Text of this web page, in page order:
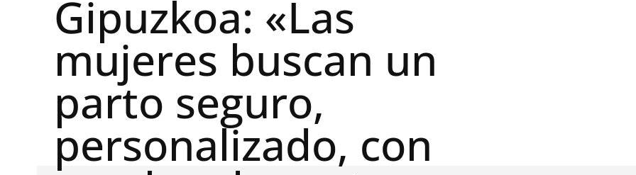
Gipuzkoa: «Las
mujeres buscan un
parto seguro,
personalizado, con